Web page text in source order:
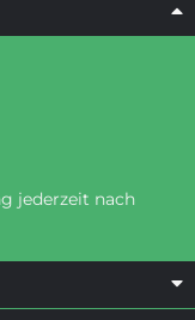
jederzeit nach